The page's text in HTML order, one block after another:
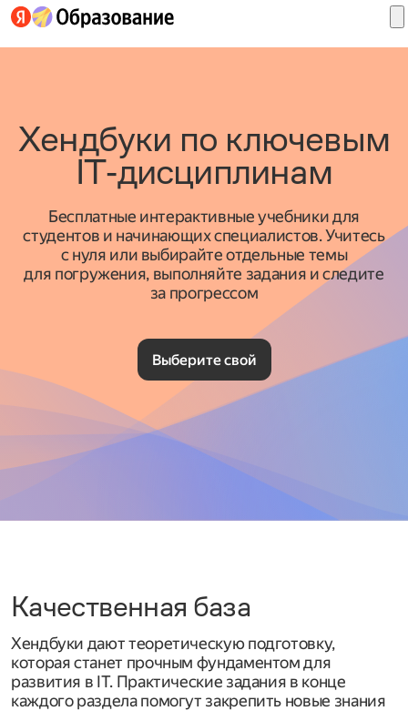
Войти
в
ID
Хендбуки по ключевым
IT‑дисциплинам
Бесплатные интерактивные учебники для
студентов и начинающих специалистов. Учитесь
с нуля или выбирайте отдельные темы
для погружения, выполняйте задания и следите
за прогрессом
Выберите свой
Качественная база
Хендбуки дают теоретическую подготовку,
которая станет прочным фундаментом для
развития в IT. Практические задания в конце
каждого раздела помогут закрепить новые знания